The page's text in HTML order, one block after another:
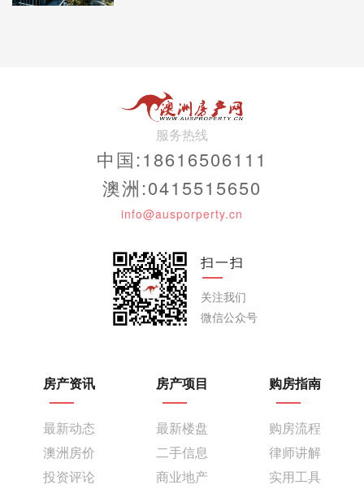
服务热线
中国:18616506111
澳洲:0415515650
info@ausporperty.cn
扫一扫
关注我们
微信公众号
房产资讯
最新动态
澳洲房价
投资评论
房产项目
最新楼盘
二手信息
商业地产
购房指南
购房流程
律师讲解
实用工具